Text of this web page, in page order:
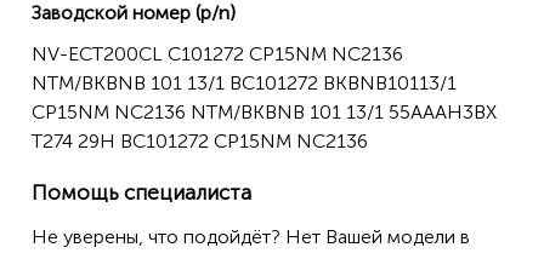
ALTISET EASY S
ALTISET M-S
Altiset Pro
Altiset PRO-I
Altiset S
Заводской номер (p/n)
NV-ECT200CL C101272 CP15NM NC2136
NTM/BKBNB 101 13/1 BC101272 BKBNB10113/1
CP15NM NC2136 NTM/BKBNB 101 13/1 55AAAH3BX
T274 29H BC101272 CP15NM NC2136
Помощь специалиста
Не уверены, что подойдёт? Нет Вашей модели в